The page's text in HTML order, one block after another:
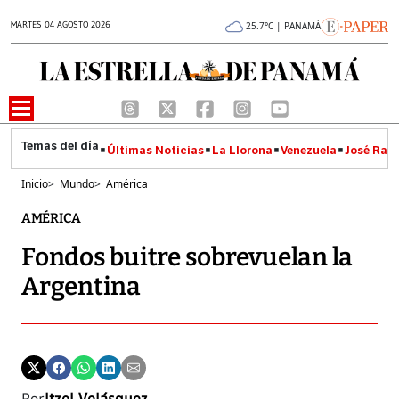
MARTES 04 AGOSTO 2026 25.7°C | PANAMÁ
Últimas Noticias La Llorona Venezuela José
Inicio> Mundo> América
AMÉRICA
Fondos buitre sobrevuelan la
Argentina